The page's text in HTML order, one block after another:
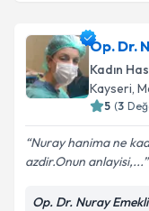
Op. Dr.
Kadın
Kayseri,
5 (3
Nuray hanima ne
azdir.Onun anlayisi,...
Op. Dr. Nuray